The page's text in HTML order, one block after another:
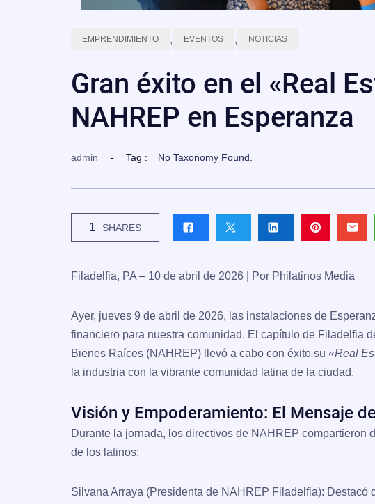
EMPRENDIMIENTO , EVENTOS , NOTICIAS
Gran éxito en el «Real
NAHREP en Esperanza
admin Tag : No Taxonomy Found.
1 SHARES
Filadelfia, PA – 10 de abril de 2026 | Por Philatinos Media
Ayer, jueves 9 de abril de 2026, las instalaciones de
financiero para nuestra comunidad. El capítulo de Filadelfia
Bienes Raíces (NAHREP) llevó a cabo con éxito su «Real
la industria con la vibrante comunidad latina de la ciudad.
Visión y Empoderamiento: El Mensaje
Durante la jornada, los directivos de NAHREP
de los latinos:
Silvana Arraya (Presidenta de NAHREP Filadelfia): Destacó